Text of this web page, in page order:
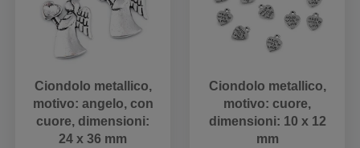
Ciondolo metallico,
motivo: angelo, con
cuore, dimensioni:
24 x 36 mm
Ciondolo metallico,
motivo: cuore,
dimensioni: 10 x 12
mm